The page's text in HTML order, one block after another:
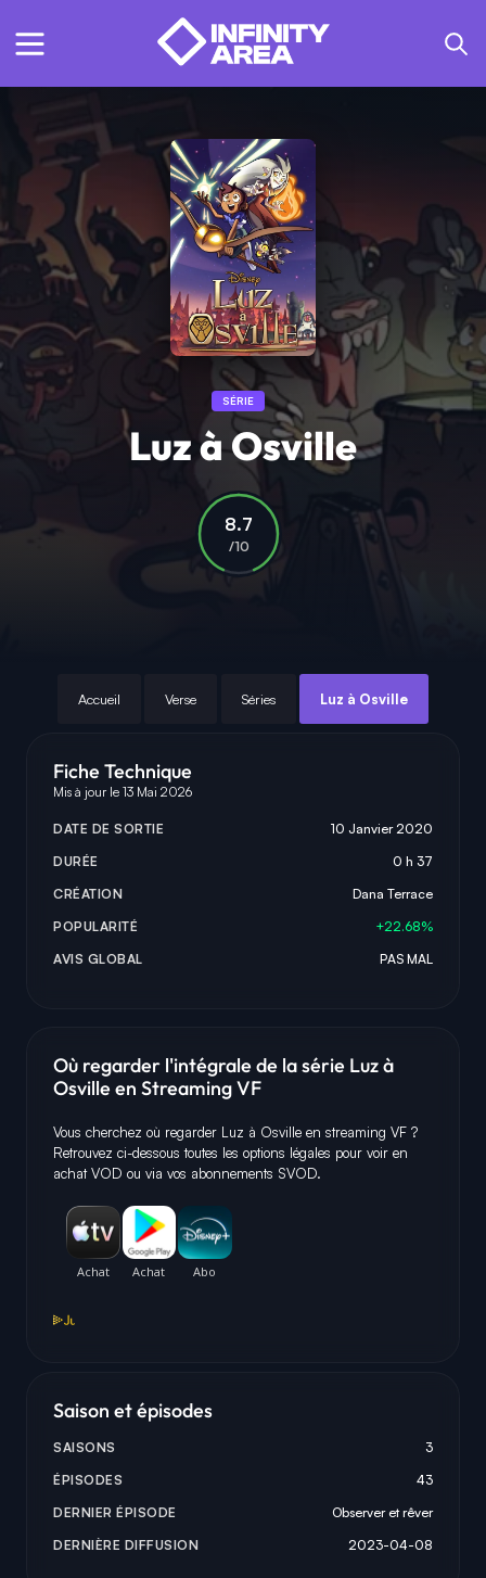
SÉRIE
Luz à Osville
8.7
/10
Accueil Verse Séries Luz à Osville
Fiche Technique
Mis à jour le 13 Mai 2026
DATE DE SORTIE
10 Janvier 2020
DURÉE
0 h 37
CRÉATION
Dana Terrace
POPULARITÉ
+22.68%
AVIS GLOBAL
PAS MAL
Où regarder l'intégrale de la série Luz à
Osville en Streaming VF
Vous cherchez où regarder Luz à Osville en streaming VF ?
Retrouvez ci-dessous toutes les options légales pour voir en
achat VOD ou via vos abonnements SVOD.
Saison et épisodes
SAISONS
3
ÉPISODES
43
DERNIER ÉPISODE
Observer et rêver
DERNIÈRE DIFFUSION
2023-04-08